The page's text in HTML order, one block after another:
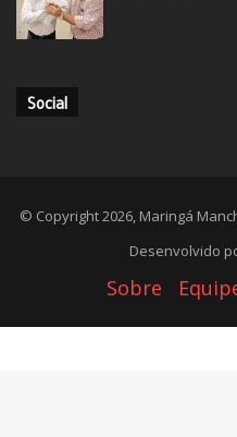
Social
© Copyright 2026, Maringá
Desenvolvido
Sobre